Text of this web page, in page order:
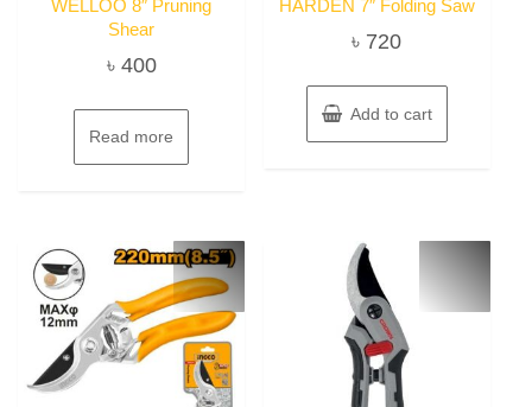
WELLOO 8″ Pruning
Shear
৳ 400
Read more
HARDEN 7″ Folding Saw
৳ 720
Add to cart